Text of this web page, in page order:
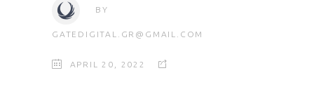
BY
GATEDIGITAL.GR@GMAIL.COM
APRIL 20, 2022